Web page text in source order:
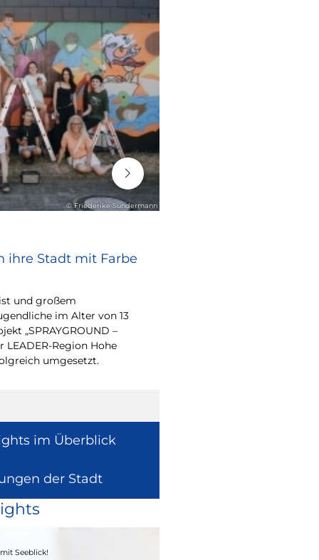
© Friederike Sundermann
ihre Stadt mit Farbe
und großem
im Alter von 13
„SPRAYGROUND –
Region Hohe
umgesetzt.
im Überblick
der Stadt
Seeblick!